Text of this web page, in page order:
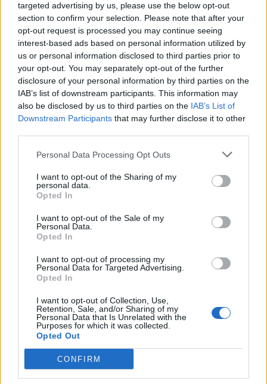
targeted advertising by us, please use the below opt-out
section to confirm your selection. Please note that after your
opt-out request is processed you may continue seeing
interest-based ads based on personal information utilized by
us or personal information disclosed to third parties prior to
your opt-out. You may separately opt-out of the further
disclosure of your personal information by third parties on the
IAB’s list of downstream participants. This information may
also be disclosed by us to third parties on the IAB’s List of
Downstream Participants that may further disclose it to other
Personal Data Processing Opt Outs
I want to opt-out of the Sharing of my
personal data.
Opted In
I want to opt-out of the Sale of my
Personal Data.
Opted In
I want to opt-out of processing my
Personal Data for Targeted Advertising.
Opted In
I want to opt-out of Collection, Use,
Retention, Sale, and/or Sharing of my
Personal Data that Is Unrelated with the
Purposes for which it was collected.
Opted Out
CONFIRM
Παροχές
Σταθερό περιβάλλον εργασίας
Εκπαίδευση
Δυνατότητα εξέλιξης
Θέσεις εργασίας
Όλες οι Θέσεις Εργασίας
Θέσεις Εργασίας ανά Ειδικότητα
Θέσεις Εργασίας ανά Εταιρεία
Κέντρο Βοήθειας